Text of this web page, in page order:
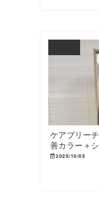
ケアブリー
善カラー＋
2025/10/05